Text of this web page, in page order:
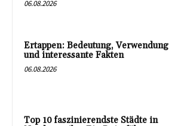
06.08.2026
Ertappen: Bedeutung, Verwendung
und interessante Fakten
06.08.2026
Top 10 faszinierendste Städte in